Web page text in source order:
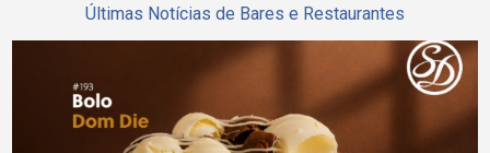
Últimas Notícias de Bares e Restaurantes